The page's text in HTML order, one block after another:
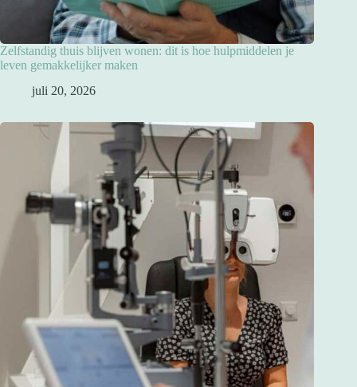
Zelfstandig thuis blijven wonen: dit is hoe hulpmiddelen je
leven gemakkelijker maken
juli 20, 2026